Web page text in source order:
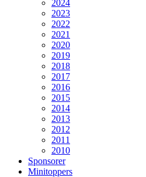
2024
2023
2022
2021
2020
2019
2018
2017
2016
2015
2014
2013
2012
2011
2010
Sponsorer
Minitoppers